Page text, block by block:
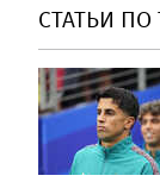
СТАТЬИ ПО